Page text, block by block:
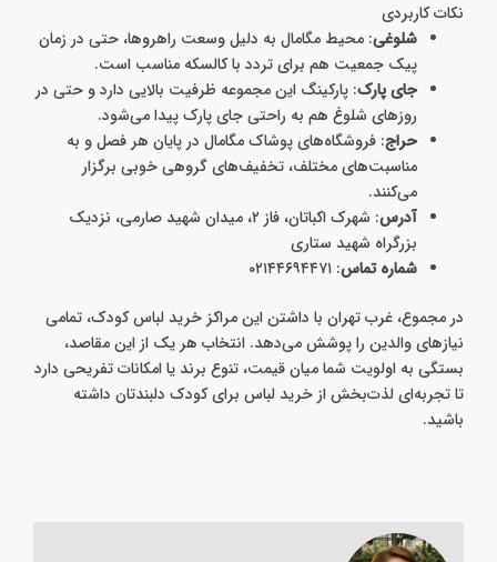
نکات کاربردی
شلوغی: محیط مگامال به دلیل وسعت راهروها، حتی در زمان
پیک جمعیت هم برای تردد با کالسکه مناسب است.
جای پارک: پارکینگ این مجموعه ظرفیت بالایی دارد و حتی در
روزهای شلوغ هم به راحتی جای پارک پیدا می‌شود.
حراج: فروشگاه‌های پوشاک مگامال در پایان هر فصل و به
مناسبت‌های مختلف، تخفیف‌های گروهی خوبی برگزار
می‌کنند.
آدرس
: شهرک اکباتان، فاز ۲، میدان شهید صارمی، نزدیک
بزرگراه شهید ستاری
شماره تماس: ۰۲۱۴۴۶۹۴۴۷۱
در مجموع، غرب تهران با داشتن این مراکز خرید لباس کودک، تمامی
نیازهای والدین را پوشش می‌دهد. انتخاب هر یک از این مقاصد،
بستگی به اولویت شما میان قیمت، تنوع برند یا امکانات تفریحی دارد
تا تجربه‌ای لذت‌بخش از خرید لباس برای کودک دلبندتان داشته
باشید.